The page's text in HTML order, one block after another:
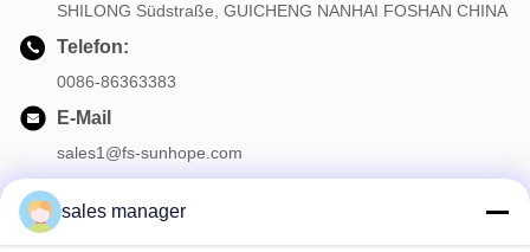
SHILONG Südstraße, GUICHENG NANHAI FOSHAN CHINA
Telefon:
0086-86363383
E-Mail
sales1@fs-sunhope.com
sales manager